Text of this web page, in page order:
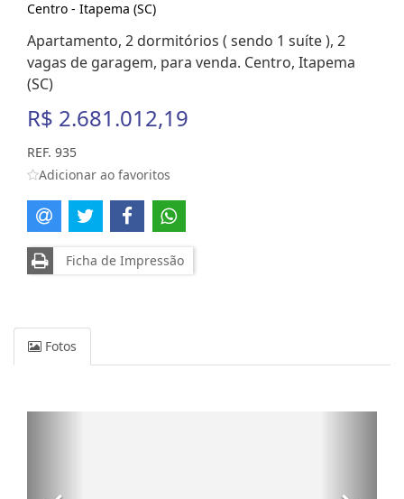
Centro - Itapema (SC)
Apartamento, 2 dormitórios ( sendo 1 suíte ), 2
vagas de garagem, para venda. Centro, Itapema
(SC)
R$ 2.681.012,19
REF. 935
Adicionar ao favoritos
Ficha de Impressão
Fotos